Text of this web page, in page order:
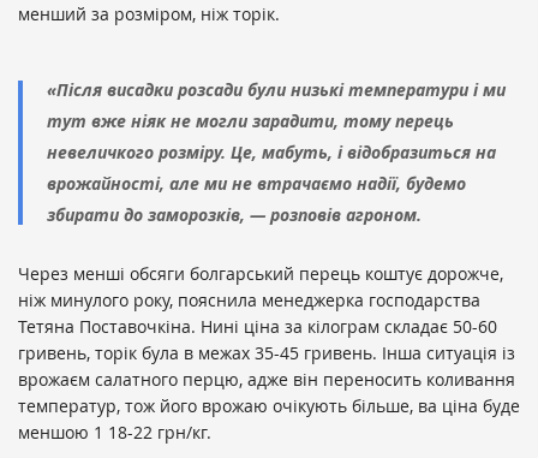
менший за розміром, ніж торік.
«Після висадки розсади були низькі температури і ми
тут вже ніяк не могли зарадити, тому перець
невеличкого розміру. Це, мабуть, і відобразиться на
врожайності, але ми не втрачаємо надії, будемо
збирати до заморозків, — розповів агроном.
Через менші обсяги болгарський перець коштує дорожче,
ніж минулого року, пояснила менеджерка господарства
Тетяна Поставочкіна. Нині ціна за кілограм складає 50-60
гривень, торік була в межах 35-45 гривень. Інша ситуація із
врожаєм салатного перцю, адже він переносить коливання
температур, тож його врожаю очікують більше, ва ціна буде
меншою 1 18-22 грн/кг.